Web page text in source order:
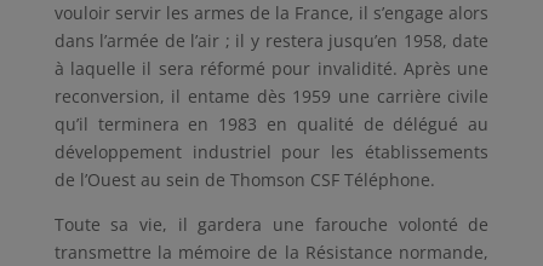
vouloir servir les armes de la France, il s’engage alors
dans l’armée de l’air ; il y restera jusqu’en 1958, date
à laquelle il sera réformé pour invalidité. Après une
reconversion, il entame dès 1959 une carrière civile
qu’il terminera en 1983 en qualité de délégué au
développement industriel pour les établissements
de l’Ouest au sein de Thomson CSF Téléphone.
Toute sa vie, il gardera une farouche volonté de
transmettre la mémoire de la Résistance normande,